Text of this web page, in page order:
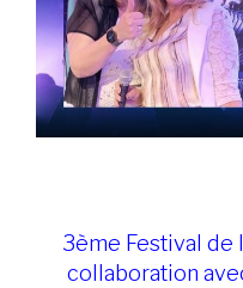
3ème Festival de
collaboration avec